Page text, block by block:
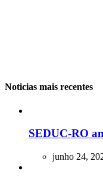
Noticias mais recentes
SEDUC-RO
junho 24,